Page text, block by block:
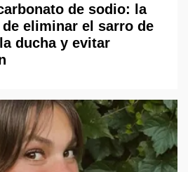
de sodio: la
de eliminar el sarro de
ducha y evitar